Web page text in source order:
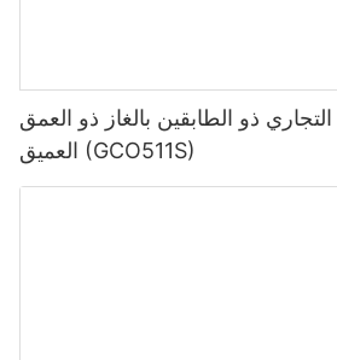
ذو الطابقين بالغاز ذو العمق
العميق (GCO511S)